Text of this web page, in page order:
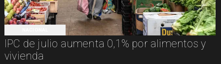
IPC de julio aumenta 0,1% por alimentos y
vivienda